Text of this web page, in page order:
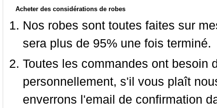
Acheter des considérations de robes
Nos robes sont toutes faites sur
sera plus de 95% une fois terminé.
Toutes les commandes ont besoin
personnellement, s'il vous plaît
enverrons l'email de confirmation